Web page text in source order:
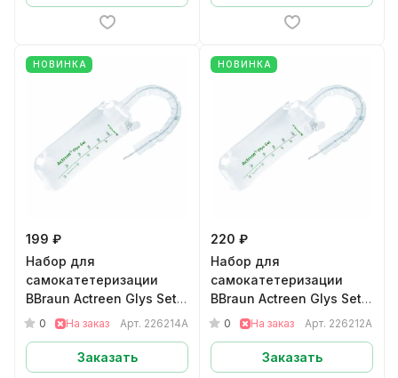
НОВИНКА
199 ₽
Набор для
самокатетеризации
BBraun Actreen Glys Set
мужскойНелатон CH14
0 На заказ Арт. 226214A
Заказать
НОВИНКА
220 ₽
Набор для
самокатетеризации
BBraun Actreen Glys Set
мужскойНелатон CH12
0 На заказ Арт. 226212A
Заказать